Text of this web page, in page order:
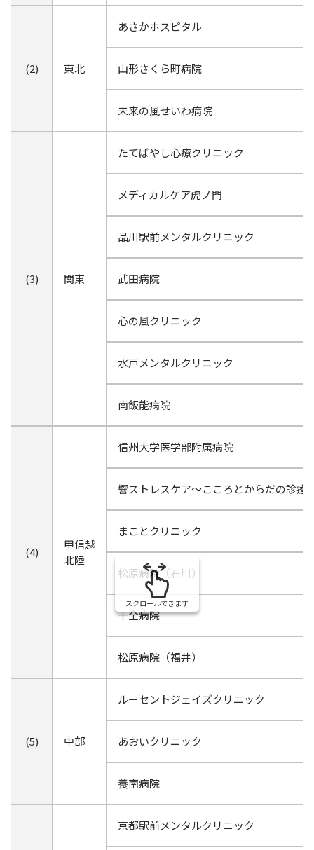
(2) 東北
あさかホスピタル
山形さくら町病院
未来の風せいわ病院
(3) 関東
たてばやし心療クリニック
メディカルケア虎ノ門
品川駅前メンタルクリニック
武田病院
心の風クリニック
水戸メンタルクリニック
南飯能病院
(4)
甲信越
北陸
信州大学医学部附属病院
響ストレスケア～こころとからだの診療
まことクリニック
松原病院（石川）
十全病院
松原病院（福井）
(5) 中部
ルーセントジェイズクリニック
あおいクリニック
養南病院
京都駅前メンタルクリニック
スクロールできます